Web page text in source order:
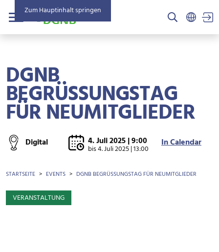
Zum Hauptinhalt springen
Menü
DGNB
BEGRÜSSUNGSTAG F
ÜR NEUMITGLIEDER
Digital 4. Juli 2025 | 9:00
bis4. Juli 2025 | 13:00 In Calendar
BROTKRÜMEL
STARTSEITE EVENTS DGNB BEGRÜSSUNGSTAG FÜR NEUMITGLIEDER
VERANSTALTUNG